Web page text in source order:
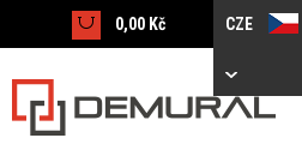
0,00 Kč CZE